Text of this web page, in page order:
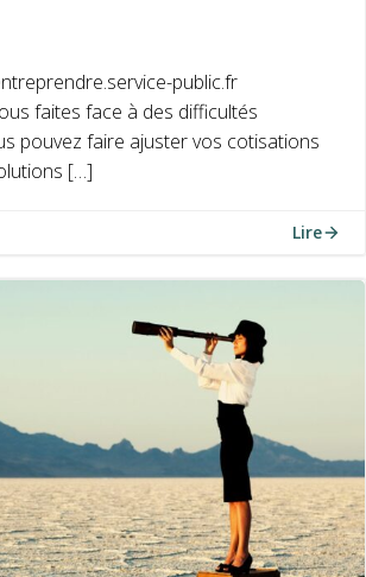
public.fr
faites face à des difficultés
pouvez faire ajuster vos cotisations
[…]
Lire